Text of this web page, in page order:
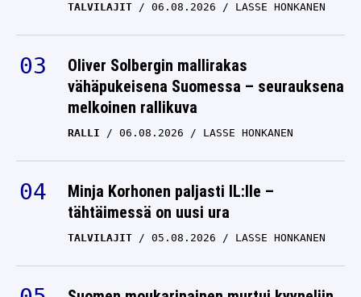
TALVILAJIT 06.08.2026 LASSE HONKANEN
Oliver Solbergin mallirakas
vähäpukeisena Suomessa – seurauksena
melkoinen rallikuva
RALLI 06.08.2026 LASSE HONKANEN
Minja Korhonen paljasti IL:lle –
tähtäimessä on uusi ura
TALVILAJIT 05.08.2026 LASSE HONKANEN